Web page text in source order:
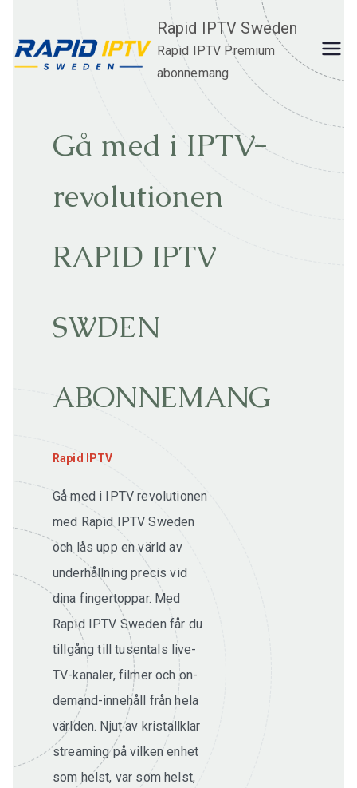
content
Rapid IPTV Sweden
Rapid IPTV Premium
abonnemang
Gå med i IPTV-
revolutionen
RAPID IPTV
SWDEN
ABONNEMANG
Rapid IPTV
Gå med i IPTV revolutionen
med Rapid IPTV Sweden
och lås upp en värld av
underhållning precis vid
dina fingertoppar. Med
Rapid IPTV Sweden får du
tillgång till tusentals live-
TV-kanaler, filmer och on-
demand-innehåll från hela
världen. Njut av kristallklar
streaming på vilken enhet
som helst, var som helst,